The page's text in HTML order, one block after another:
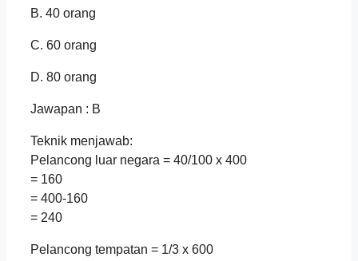
B. 40 orang
C. 60 orang
D. 80 orang
Jawapan : B
Teknik menjawab:
Pelancong luar negara = 40/100 x 400
= 160
= 400-160
= 240
Pelancong tempatan = 1/3 x 600